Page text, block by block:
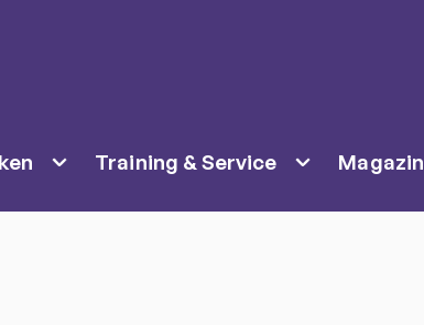
Training & Service Magazin